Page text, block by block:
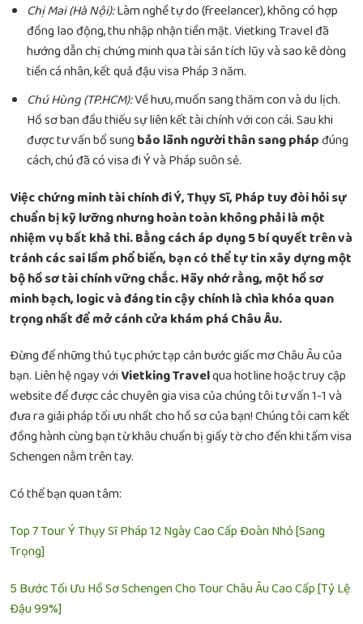
Chị Mai (Hà Nội):Làm nghề tự do (freelancer), không có hợp
đồng lao động, thu nhập nhận tiền mặt. Vietking Travel đã
hướng dẫn chị chứng minh qua tài sản tích lũy và sao kê dòng
tiền cá nhân, kết quả đậu visa Pháp 3 năm.
Chú Hùng (TP.HCM):Về hưu, muốn sang thăm con và du lịch.
Hồ sơ ban đầu thiếu sự liên kết tài chính với con cái. Sau khi
được tư vấn bổ sungbảo lãnh người thân sang phápđúng
cách, chú đã có visa đi Ý và Pháp suôn sẻ.
Việc chứng minh tài chính đi Ý, Thụy Sĩ, Pháp tuy đòi hỏi sự
chuẩn bị kỹ lưỡng nhưng hoàn toàn không phải là một
nhiệm vụ bất khả thi. Bằng cách áp dụng 5 bí quyết trên và
tránh các sai lầm phổ biến, bạn có thể tự tin xây dựng một
bộ hồ sơ tài chính vững chắc. Hãy nhớ rằng, một hồ sơ
minh bạch, logic và đáng tin cậy chính là chìa khóa quan
trọng nhất để mở cánh cửa khám phá Châu Âu.
Đừng để những thủ tục phức tạp cản bước giấc mơ Châu Âu của
bạn. Liên hệ ngay với Vietking Travelqua hotline hoặc truy cập
website để được các chuyên gia visa của chúng tôi tư vấn 1-1 và
đưa ra giải pháp tối ưu nhất cho hồ sơ của bạn! Chúng tôi cam kết
đồng hành cùng bạn từ khâu chuẩn bị giấy tờ cho đến khi tấm visa
Schengen nằm trên tay.
Có thể bạn quan tâm:
Top 7 Tour Ý Thụy Sĩ Pháp 12 Ngày Cao Cấp Đoàn Nhỏ [Sang
Trọng]
5 Bước Tối Ưu Hồ Sơ Schengen Cho Tour Châu Âu Cao Cấp [Tỷ Lệ
Đậu 99%]